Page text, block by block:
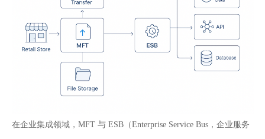
在企业集成领域，MFT 与ESB（Enterprise Service Bus， 企业服务